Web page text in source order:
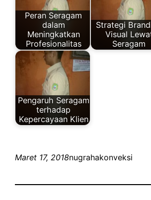
Peran Seragam
dalam
Meningkatkan
Profesionalitas
Strategi
Visual
Seragam
Pengaruh Seragam
terhadap
Kepercayaan Klien
Maret 17, 2018nugrahakonveksi